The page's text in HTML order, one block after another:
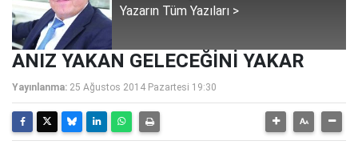
Yazarın Tüm Yazıları >
ANIZ YAKAN GELECEĞİNİ YAKAR
Yayınlanma: 25 Ağustos 2014 Pazartesi 19:30